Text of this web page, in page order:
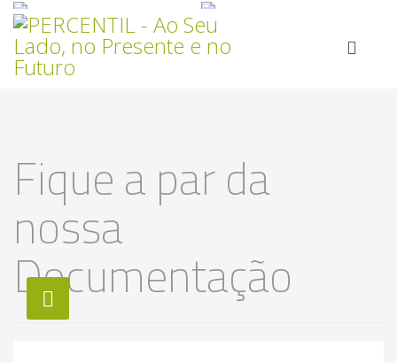
Fique a par da
nossa
Documentação